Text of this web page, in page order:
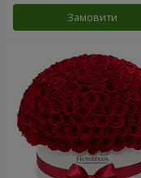
Замовити